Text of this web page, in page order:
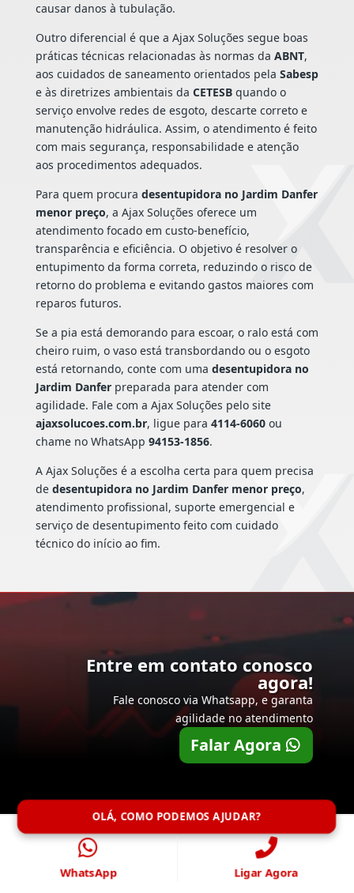
causar danos à tubulação.
Outro diferencial é que a Ajax Soluções segue boas
práticas técnicas relacionadas às normas da ABNT,
aos cuidados de saneamento orientados pela Sabesp
e às diretrizes ambientais da CETESBquando o
serviço envolve redes de esgoto, descarte correto e
manutenção hidráulica. Assim, o atendimento é feito
com mais segurança, responsabilidade e atenção
aos procedimentos adequados.
Para quem procura desentupidora no Jardim Danfer
menor preço, a Ajax Soluções oferece um
atendimento focado em custo-benefício,
transparência e eficiência. O objetivo é resolver o
entupimento da forma correta, reduzindo o risco de
retorno do problema e evitando gastos maiores com
reparos futuros.
Se a pia está demorando para escoar, o ralo está com
cheiro ruim, o vaso está transbordando ou o esgoto
está retornando, conte com uma desentupidora no
Jardim Danferpreparada para atender com
agilidade. Fale com a Ajax Soluções pelo site
ajaxsolucoes.com.br, ligue para 4114-6060ou
chame no WhatsApp 94153-1856.
A Ajax Soluções é a escolha certa para quem precisa
de desentupidora no Jardim Danfer menor preço,
atendimento profissional, suporte emergencial e
serviço de desentupimento feito com cuidado
técnico do início ao fim.
Entre em contato conosco
agora!
Fale conosco via Whatsapp, e garanta
agilidade no atendimento
Falar Agora
OLÁ, COMO PODEMOS AJUDAR?
WhatsApp Ligar Agora